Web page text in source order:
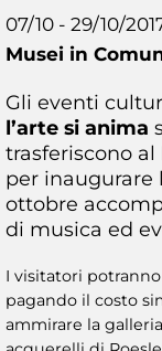
07/10 - 29/10/
Musei in
Gli eventi
l’arte si anima
trasferiscono al
per inaugurare
ottobre
di musica ed
I visitatori potranno
pagando il costo
ammirare la